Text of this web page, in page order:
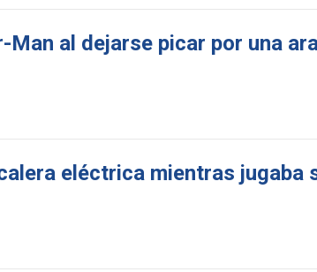
al dejarse picar por una
eléctrica mientras jugaba